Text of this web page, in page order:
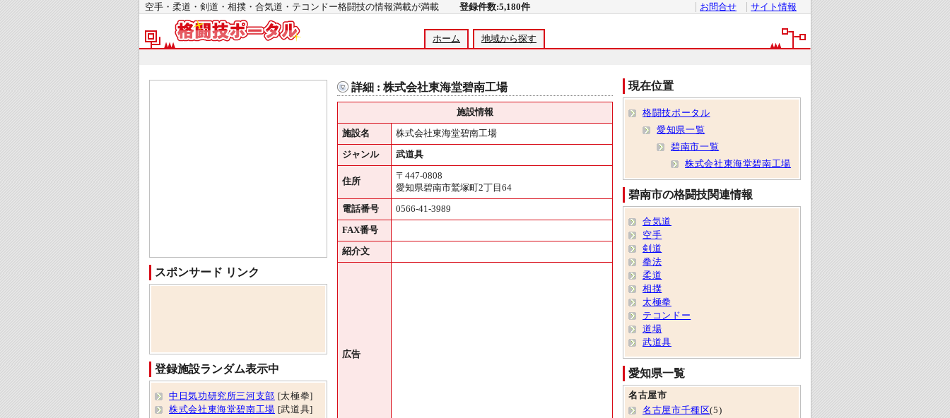
空手・柔道・剣道・相撲・合気道・テコンドー格闘技の情報満載が満載 登録件数:5,180件 お問合せ サイト情報
ホーム 地域から探す
詳細 : 株式会社東海堂碧南工場
施設情報
施設名 株式会社東海堂碧南工場
ジャンル 武道具
住所
〒447-0808
愛知県碧南市鷲塚町2丁目64
電話番号 0566-41-3989
FAX番号
紹介文
広告
スポンサード リンク
登録施設ランダム表示中
中日気功研究所三河支部 [太極拳]
株式会社東海堂碧南工場 [武道具]
現在位置
格闘技ポータル
愛知県一覧
碧南市一覧
株式会社東海堂碧南工場
碧南市の格闘技関連情報
合気道
空手
剣道
拳法
柔道
相撲
太極拳
テコンドー
道場
武道具
愛知県一覧
名古屋市
名古屋市千種区(5)